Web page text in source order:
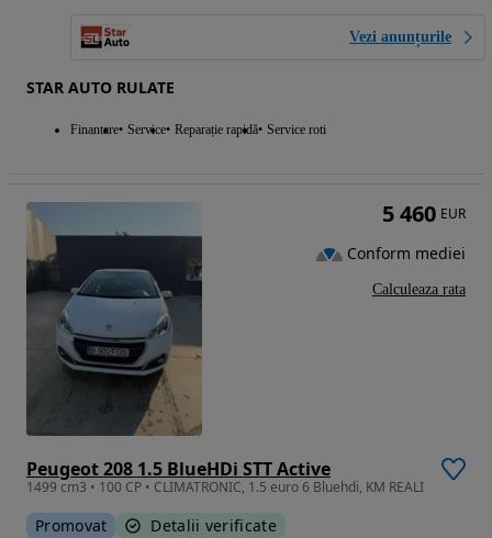
Vezi anunțurile
STAR AUTO RULATE
Finantare Service Reparație rapidă Service roti
Peugeot 208 1.5 BlueHDi STT Active
1499 cm3 • 100 CP • CLIMATRONIC, 1.5 euro 6 Bluehdi, KM REALI
Promovat Detalii verificate
5 460 EUR
Conform mediei
Calculeaza rata